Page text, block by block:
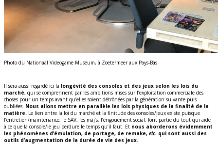
Photo du Nationaal Videogame Museum, à Zoetermeer aux Pays-Bas
Il sera aussi regardé ici la longévité des consoles et des jeux selon les lois du
marché, qui se comprennent par les ambitions mises sur l’exploitation commerciale des
choses pour un temps avant qu’elles soient détrônées par la génération suivante puis
oubliées. Nous allons mettre en parallèle les lois physiques de la finalité de la
matière. Le lien entre la loi du marché et la finitude des consoles/jeux existe puisque
l’entretien/maintenance, le SAV, les màj’s, l’engouement social, font partie du tout qui aide
à ce que la console/le jeu perdure le temps qu’il faut. Et nous aborderons évidemment
les phénomènes d’émulation, de portage, de remake, etc. qui sont aussi des
outils d’augmentation de la durée de vie des jeux.